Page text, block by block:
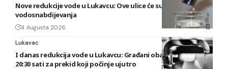
Nove redukcije vode u Lukavcu: Ove ulice će sutra biti bez
vodosnabdijevanja
4. Augusta 2026.
Lukavac
I danas redukcija vode u Lukavcu: Građani obaviješteni tek u
20:30 sati za prekid koji počinje ujutro